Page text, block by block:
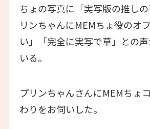
ちょの写真に「実写版の推し
リンちゃんにMEMちょ役のオ
い」「完全に実写で草」との
いる。
プリンちゃんさんにMEMちょ
わりをお伺いした。